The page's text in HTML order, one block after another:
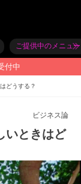
ご提供中のメニュー
付中
どうする？
ビジネス論
いときはど